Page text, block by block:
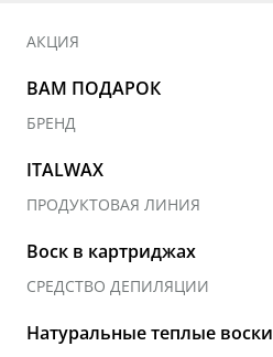
АКЦИЯ
ВАМ ПОДАРОК
БРЕНД
ITALWAX
ПРОДУКТОВАЯ ЛИНИЯ
Воск в картриджах
СРЕДСТВО ДЕПИЛЯЦИИ
Натуральные теплые воски